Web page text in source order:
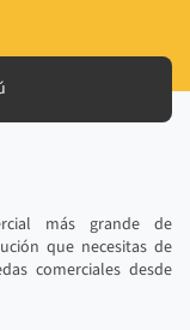
más grande de
que necesitas de
comerciales desde